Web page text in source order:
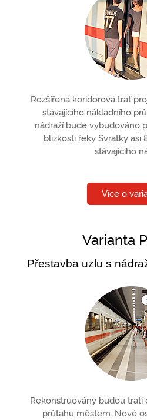
Rozšířená koridorová trať
stávajícího nákladního
nádraží bude vybudováno
blízkosti řeky Svratky asi
stávajícího
Více o
Varianta
Přestavba uzlu s
Rekonstruovány budou trati
průtahu městem. Nové